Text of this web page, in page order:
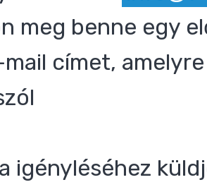
meg benne egy
címet,
igényléséhez